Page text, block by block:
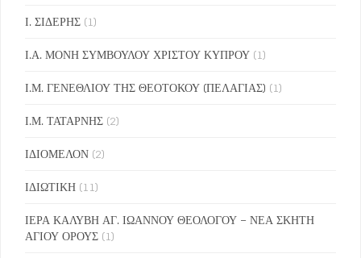
Ι. ΣΙΔΕΡΗΣ (1)
Ι.Α. ΜΟΝΗ ΣΥΜΒΟΥΛΟΥ ΧΡΙΣΤΟΥ ΚΥΠΡΟΥ (1)
Ι.Μ. ΓΕΝΕΘΛΙΟΥ ΤΗΣ ΘΕΟΤΟΚΟΥ (ΠΕΛΑΓΙΑΣ) (1)
Ι.Μ. ΤΑΤΑΡΝΗΣ (2)
ΙΔΙΟΜΕΛΟΝ (2)
ΙΔΙΩΤΙΚΗ (11)
ΙΕΡΑ ΚΑΛΥΒΗ ΑΓ. ΙΩΑΝΝΟΥ ΘΕΟΛΟΓΟΥ – ΝΕΑ ΣΚΗΤΗ
ΑΓΙΟΥ ΟΡΟΥΣ (1)